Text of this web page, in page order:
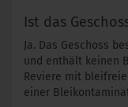
Ist das
Ja. Das Geschoss
und enthält keinen
Reviere mit
einer